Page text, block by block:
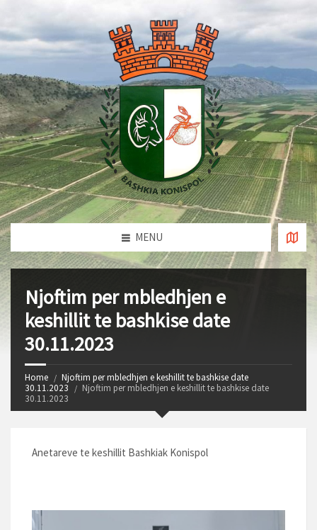
MENU
Njoftim per mbledhjen e
keshillit te bashkise date
30.11.2023
Home
Njoftim per mbledhjen e keshillit te bashkise date
30.11.2023
Njoftim per mbledhjen e keshillit te bashkise date
30.11.2023
Anetareve te keshillit Bashkiak Konispol